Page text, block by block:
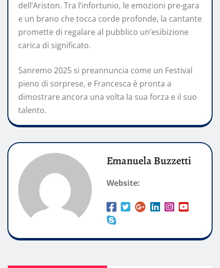
dell’Ariston. Tra l’infortunio, le emozioni pre-gara
e un brano che tocca corde profonde, la cantante
promette di regalare al pubblico un’esibizione
carica di significato.
Sanremo 2025 si preannuncia come un Festival
pieno di sorprese, e Francesca è pronta a
dimostrare ancora una volta la sua forza e il suo
talento.
Emanuela Buzzetti
Website: